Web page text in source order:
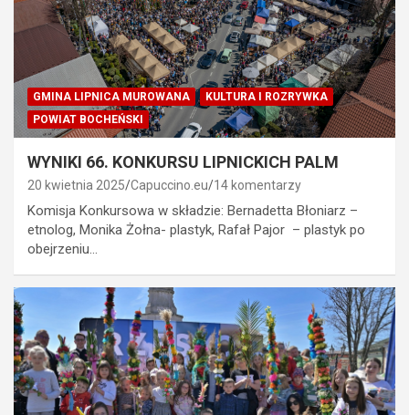
GMINA LIPNICA MUROWANA
KULTURA I ROZRYWKA
POWIAT BOCHEŃSKI
WYNIKI 66. KONKURSU LIPNICKICH PALM
20 kwietnia 2025 Capuccino.eu 14 komentarzy
Komisja Konkursowa w składzie: Bernadetta Błoniarz –
etnolog, Monika Żołna- plastyk, Rafał Pajor – plastyk po
obejrzeniu…